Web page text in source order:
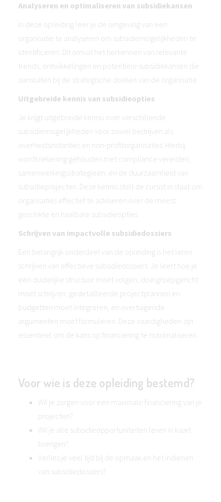
Analyseren en optimaliseren van subsidiekansen
In deze opleiding leer je de omgeving van een
organisatie te analyseren om subsidiemogelijkheden te
identificeren. Dit omvat het herkennen van relevante
trends, ontwikkelingen en potentiële subsidiekansen die
aansluiten bij de strategische doelen van de organisatie.
Uitgebreide kennis van subsidieopties
Je krijgt uitgebreide kennis over verschillende
subsidiemogelijkheden voor zowel bedrijven als
overheidsinstanties en non-profitorganisaties. Hierbij
wordt rekening gehouden met compliance vereisten,
samenwerkingsstrategieën, en de duurzaamheid van
subsidieprojecten. Deze kennis stelt de cursist in staat om
organisaties effectief te adviseren over de meest
geschikte en haalbare subsidieopties.
Schrijven van impactvolle subsidiedossiers
Een belangrijk onderdeel van de opleiding is het leren
schrijven van effectieve subsidiedossiers. Je leert hoe je
een duidelijke structuur moet volgen, doelgroepgericht
moet schrijven, gedetailleerde projectplannen en
budgetten moet integreren, en overtuigende
argumenten moet formuleren. Deze vaardigheden zijn
essentieel om de kans op financiering te maximaliseren.
Voor wie is deze opleiding bestemd?
Wil je zorgen voor een maximale financiering van je
projecten?
Wil je alle subsidieopportuniteiten leren in kaart
brengen?
Verlies je veel tijd bij de opmaak en het indienen
van subsidiedossiers?